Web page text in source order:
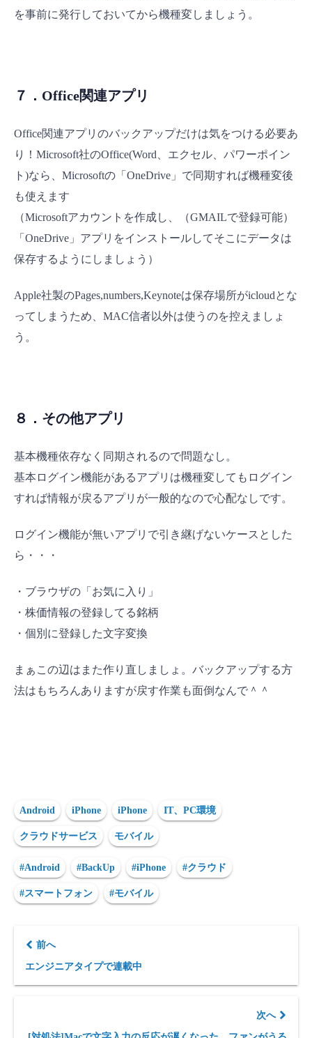
を事前に発行しておいてから機種変しましょう。
７．Office関連アプリ
Office関連アプリのバックアップだけは気をつける必要あ
り！Microsoft社のOffice(Word、エクセル、パワーポイン
ト)なら、Microsoftの「OneDrive」で同期すれば機種変後
も使えます
（Microsoftアカウントを作成し、（GMAILで登録可能）
「OneDrive」アプリをインストールしてそこにデータは
保存するようにしましょう）
Apple社製のPages,numbers,Keynoteは保存場所がicloudとな
ってしまうため、MAC信者以外は使うのを控えましょ
う。
８．その他アプリ
基本機種依存なく同期されるので問題なし。
基本ログイン機能があるアプリは機種変してもログイン
すれば情報が戻るアプリが一般的なので心配なしです。
ログイン機能が無いアプリで引き継げないケースとした
ら・・・
・ブラウザの「お気に入り」
・株価情報の登録してる銘柄
・個別に登録した文字変換
まぁこの辺はまた作り直しましょ。バックアップする方
法はもちろんありますが戻す作業も面倒なんで＾＾
Android iPhone iPhone IT、PC環境
クラウドサービス モバイル
#Android #BackUp #iPhone #クラウド
#スマートフォン #モバイル
前へ
エンジニアタイプで連載中
次へ